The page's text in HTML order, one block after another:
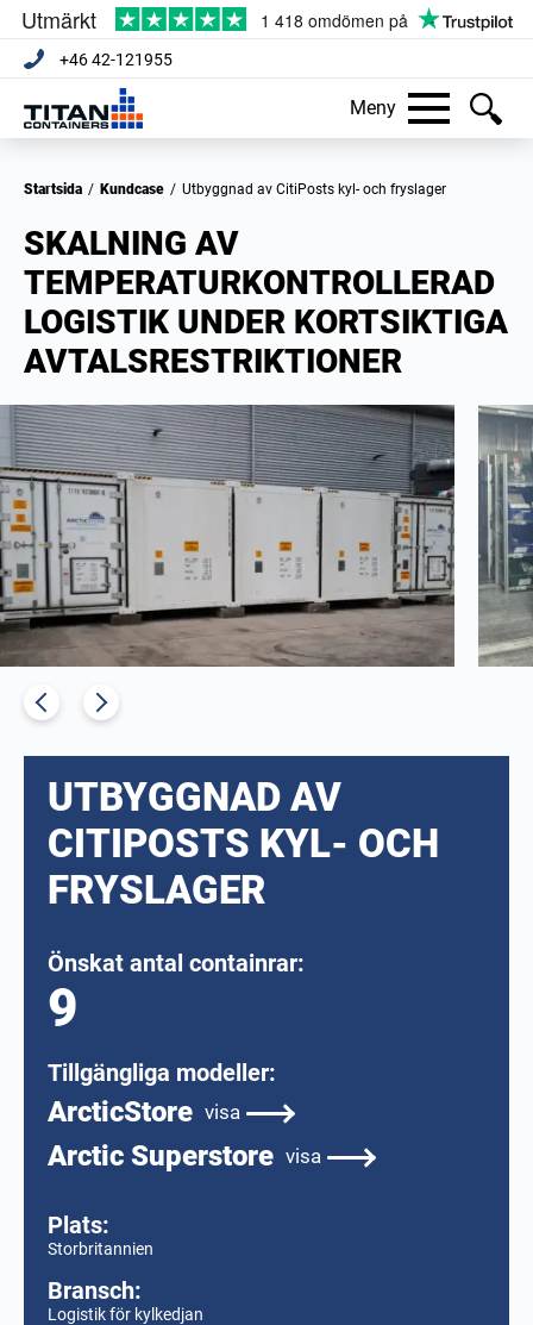
+46 42-121955
Meny
Startsida / Kundcase / Utbyggnad av CitiPosts kyl- och fryslager
SKALNING AV
TEMPERATURKONTROLLERAD
LOGISTIK UNDER KORTSIKTIGA
AVTALSRESTRIKTIONER
UTBYGGNAD AV
CITIPOSTS KYL- OCH
FRYSLAGER
Önskat antal containrar:
9
Tillgängliga modeller:
ArcticStore visa
Arctic Superstore visa
Plats:
Storbritannien
Bransch:
Logistik för kylkedjan